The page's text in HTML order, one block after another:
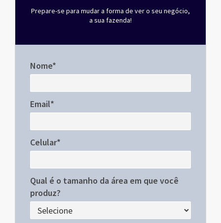
Prepare-se para mudar a forma de ver o seu negócio,
a sua fazenda!
Nome*
Email*
Celular*
Qual é o tamanho da área em que você
produz?